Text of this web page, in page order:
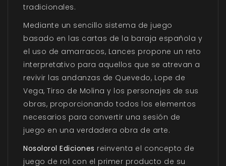
tradicionales.
Mediante un sencillo sistema de juego
basado en las cartas de la baraja española y
el uso de amarracos, Lances propone un reto
interpretativo para aquellos que se atrevan a
revivir las andanzas de Quevedo, Lope de
Vega, Tirso de Molina y los personajes de sus
obras, proporcionando todos los elementos
necesarios para convertir una sesión de
juego en una verdadera obra de arte.
Nosolorol Ediciones reinventa el concepto de
juego de rol con el primer producto de su